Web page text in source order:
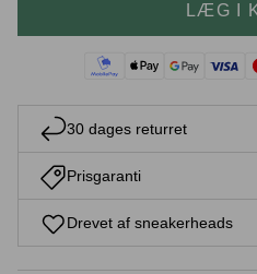
LÆG I
30 dages returret
Prisgaranti
Drevet af sneakerheads